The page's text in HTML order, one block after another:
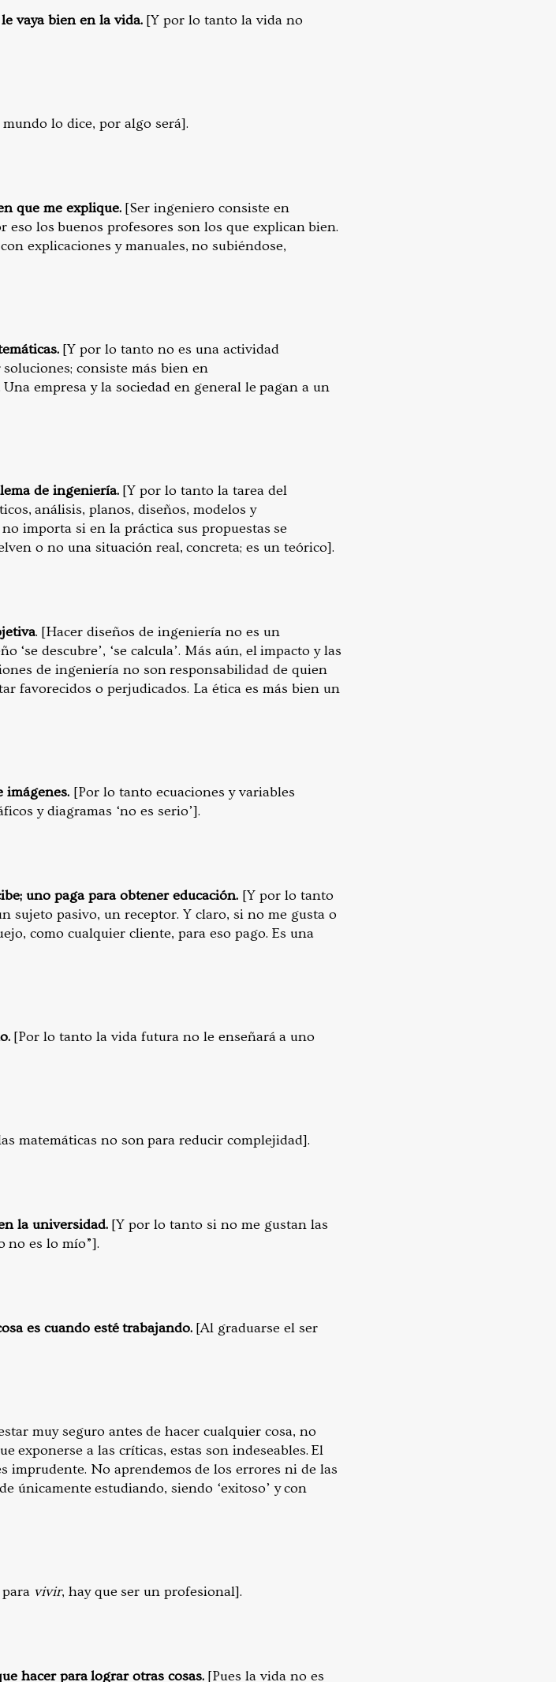
vaya bien en la vida. [Y por lo tanto la vida no
lo dice, por algo será].
que me explique. [Ser ingeniero consiste en
eso los buenos profesores son los que explican bien.
explicaciones y manuales, no subiéndose,
[Y por lo tanto no es una actividad
consiste más bien en
empresa y la sociedad en general le pagan a un
de ingeniería. [Y por lo tanto la tarea del
análisis, planos, diseños, modelos y
importa si en la práctica sus propuestas se
o no una situación real, concreta; es un teórico].
. [Hacer diseños de ingeniería no es un
descubre’, ‘se calcula’. Más aún, el impacto y las
de ingeniería no son responsabilidad de quien
favorecidos o perjudicados. La ética es más bien un
imágenes. [Por lo tanto ecuaciones y variables
y diagramas ‘no es serio’].
uno paga para obtener educación. [Y por lo tanto
sujeto pasivo, un receptor. Y claro, si no me gusta o
como cualquier cliente, para eso pago. Es una
[Por lo tanto la vida futura no le enseñará a uno
matemáticas no son para reducir complejidad].
la universidad. [Y por lo tanto si no me gustan las
no es lo mío”].
es cuando esté trabajando. [Al graduarse el ser
muy seguro antes de hacer cualquier cosa, no
exponerse a las críticas, estas son indeseables. El
imprudente. No aprendemos de los errores ni de las
únicamente estudiando, siendo ‘exitoso’ y con
para vivir, hay que ser un profesional].
hacer para lograr otras cosas. [Pues la vida no es